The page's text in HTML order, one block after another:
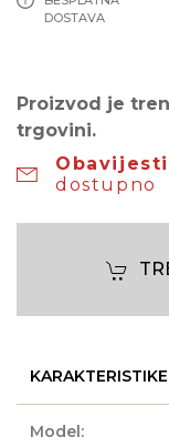
DOSTAVA
Proizvod je
trgovini.
dostupno
KARAKTERISTIKE
Model: